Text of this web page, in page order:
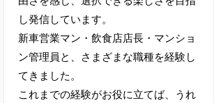
し発信しています。
新車営業マン・飲食店店長・マンショ
ン管理員と、さまざまな職種を経験し
てきました。
これまでの経験がお役に立てば、うれ